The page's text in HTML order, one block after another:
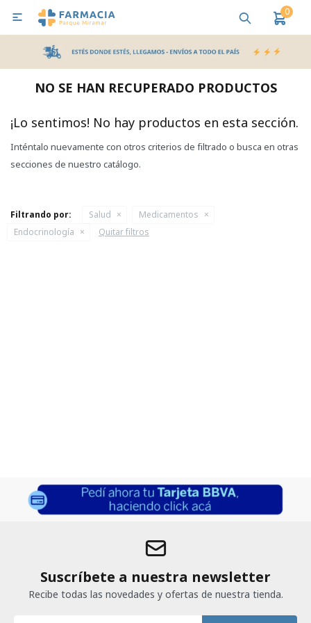
0

NO SE HAN RECUPERADO PRODUCTOS
¡Lo sentimos! No hay productos en esta sección.
Inténtalo nuevamente con otros criterios de filtrado o busca en otras
secciones de nuestro catálogo.
Filtrando por: Salud
Medicamentos
Endocrinología
Quitar filtros
Suscríbete a nuestra newsletter
Recibe todas las novedades y ofertas de nuestra tienda.
MI CUENTA
Bebes y Maternidad Salud
Pañales y Toallitas
Lactancia y Nutrición
Higiene y Bienestar